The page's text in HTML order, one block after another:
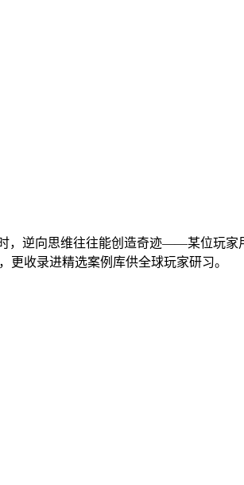
逆向思维往往能创造奇迹——某位玩家
收录进精选案例库供全球玩家研习。